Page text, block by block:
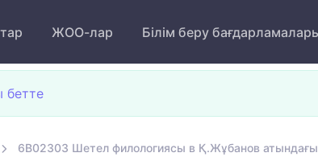
ЖОО-лар Білім беру
бетте
6B02303 Шетел филологиясы в Қ.Жұбанов атындағы